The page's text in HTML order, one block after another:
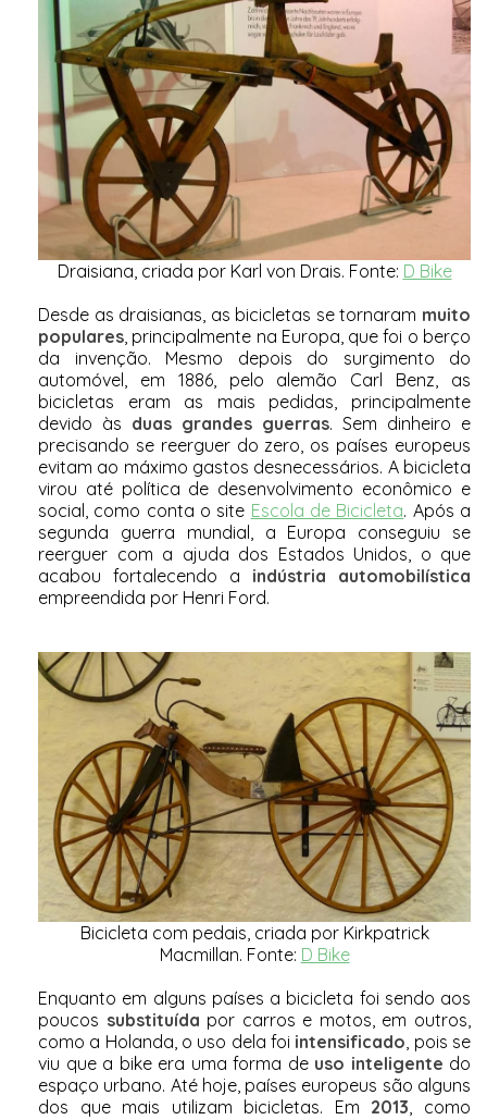
Draisiana, criada por Karl von Drais. Fonte: D Bike
Desde as draisianas, as bicicletas se tornaram muito
populares, principalmente na Europa, que foi o berço
da invenção. Mesmo depois do surgimento do
automóvel, em 1886, pelo alemão Carl Benz, as
bicicletas eram as mais pedidas, principalmente
devido às duas grandes guerras. Sem dinheiro e
precisando se reerguer do zero, os países europeus
evitam ao máximo gastos desnecessários. A bicicleta
virou até política de desenvolvimento econômico e
social, como conta o site Escola de Bicicleta. Após a
segunda guerra mundial, a Europa conseguiu se
reerguer com a ajuda dos Estados Unidos, o que
acabou fortalecendo a indústria automobilística
empreendida por Henri Ford.
Bicicleta com pedais, criada por Kirkpatrick
Macmillan. Fonte: D Bike
Enquanto em alguns países a bicicleta foi sendo aos
poucos substituída por carros e motos, em outros,
como a Holanda, o uso dela foi intensificado, pois se
viu que a bike era uma forma de uso inteligente do
espaço urbano. Até hoje, países europeus são alguns
dos que mais utilizam bicicletas. Em 2013, como